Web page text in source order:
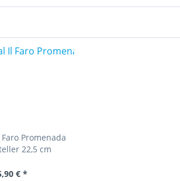
Promenada
22,5 cm
€ *